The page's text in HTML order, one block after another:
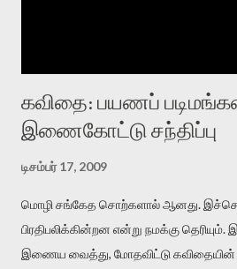
கவிதை: பயணப்
இணைகோட்டு சந்திப்பு
டிசம்பர் 17, 2009
மொழி சங்கேத சொற்களால் ஆனது.
பிரதிபலிக்கின்றன என்று நமக்கு
இணைய வைத்து, மோதவிட்டு கவிதையின்